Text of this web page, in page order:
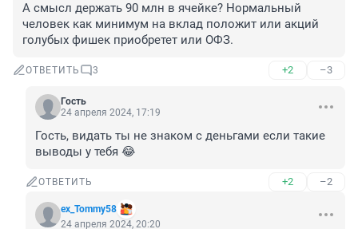
А смысл держать 90 млн в ячейке? Нормальный
человек как минимум на вклад положит или акций
голубых фишек приобретет или ОФЗ.
ОТВЕТИТЬ 3 +2 –3
Гость
24 апреля 2024, 17:19
Гость, видать ты не знаком с деньгами если такие
выводы у тебя 😂
ОТВЕТИТЬ +2 –2
ex_Tommy58
24 апреля 2024, 20:20